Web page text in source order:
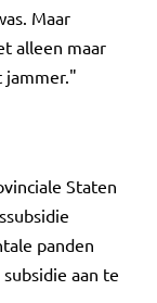
Maar
alleen maar
jammer."
Staten
panden
aan te